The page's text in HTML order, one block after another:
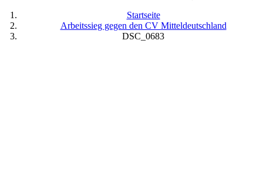
Startseite
Arbeitssieg gegen den CV Mitteldeutschland
DSC_0683